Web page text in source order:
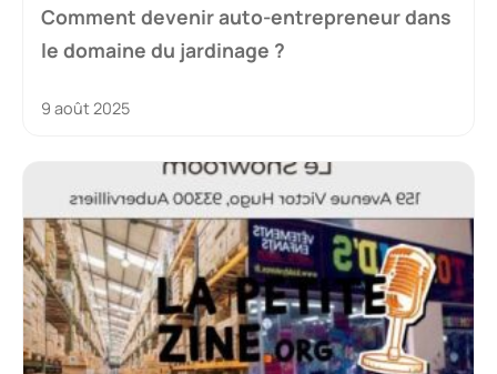
Comment devenir auto-entrepreneur dans
le domaine du jardinage ?
9 août 2025